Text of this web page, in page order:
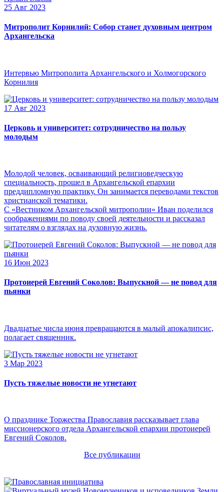
25 Авг 2023
Митрополит Корнилий: Собор станет духовным центром
Архангельска
Интервью Митрополита Архангельского и Холмогорского
Корнилия
17 Авг 2023
Церковь и университет: сотрудничество на пользу
молодым
Молодой человек, осваивающий религиоведческую
специальность, прошел в Архангельской епархии
преддипломную практику. Он занимается переводами текстов
христианской тематики.
С «Вестником Архангельской митрополии» Иван поделился
соображениями по поводу своей деятельности и рассказал
читателям о взглядах на духовную жизнь.
16 Июн 2023
Протоиерей Евгений Соколов: Выпускной — не повод для
пьянки
Двадцатые числа июня превращаются в малый апокалипсис,
полагает священник.
3 Мар 2023
Пусть тяжелые новости не угнетают
О празднике Торжества Православия рассказывает глава
миссионерского отдела Архангельской епархии протоиерей
Евгений Соколов.
Все публикации